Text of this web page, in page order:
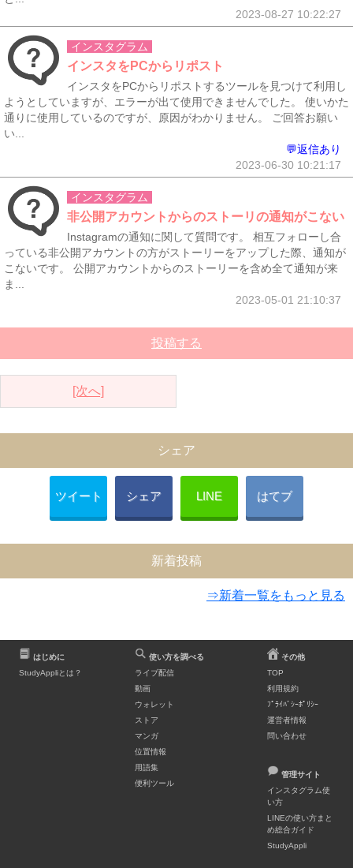
2023-08-27 10:22:27
インスタグラム
インスタをPCからリポスト
インスタをPCからリポストするツールを見つけて利用し
ようとしていますが、エラーが出て使用できませんでした。 使いかた
通りに使用しているのですが、原因がわかりません。 ご回答お願い
い...
💬返信あり
2023-06-30 10:21:17
インスタグラム
非公開アカウントからのストーリの通知がこない
Instagramの通知に関して質問です。 相互フォローし合
っている非公開アカウントの方がストーリーをアップした際、通知が
こないです。 公開アカウントからのストーリーを含め全て通知が来
ま...
2023-05-01 21:10:37
投稿する
[次へ]
シェア
ツイート シェア LINE はてブ
新着投稿
⇒新着一覧をもっと見る
はじめに
StudyAppliとは？
使い方を調べる
ライブ配信
動画
ウォレット
ストア
マンガ
位置情報
用語集
便利ツール
その他
TOP
利用規約
ﾌﾟﾗｲﾊﾞｼｰﾎﾟﾘｼｰ
運営者情報
問い合わせ
管理サイト
インスタグラム使
い方
LINEの使い方まと
め総合ガイド
StudyAppli